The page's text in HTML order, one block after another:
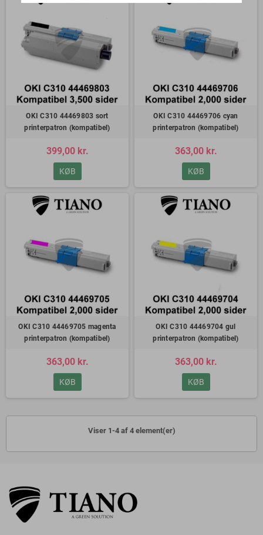
OKI C310 44469803 sort
printerpatron (kompatibel)
399,00 kr.
KØB
OKI C310 44469706 cyan
printerpatron (kompatibel)
363,00 kr.
KØB
OKI C310 44469705 magenta
printerpatron (kompatibel)
363,00 kr.
KØB
OKI C310 44469704 gul
printerpatron (kompatibel)
363,00 kr.
KØB
Viser 1-4 af 4 element(er)